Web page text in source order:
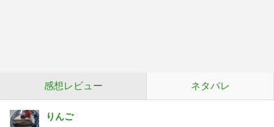
感想レビュー ネタバレ
りんご